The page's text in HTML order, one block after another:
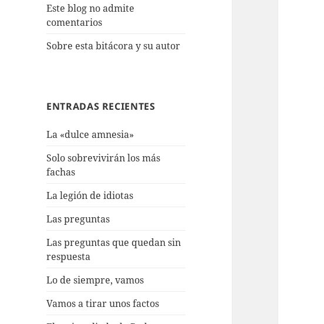
Este blog no admite
comentarios
Sobre esta bitácora y su autor
ENTRADAS RECIENTES
La «dulce amnesia»
Solo sobrevivirán los más
fachas
La legión de idiotas
Las preguntas
Las preguntas que quedan sin
respuesta
Lo de siempre, vamos
Vamos a tirar unos factos